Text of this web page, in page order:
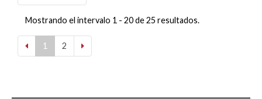
Mostrando el intervalo 1 - 20 de 25 resultados.
1 2